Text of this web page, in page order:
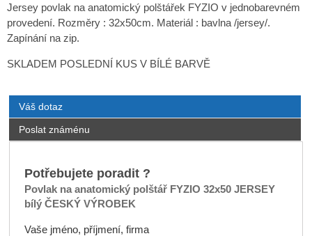
Jersey povlak na anatomický polštářek FYZIO v jednobarevném
provedení. Rozměry : 32x50cm. Materiál : bavlna /jersey/.
Zapínání na zip.
SKLADEM POSLEDNÍ KUS V BÍLÉ BARVĚ
Váš dotaz
Poslat známénu
Potřebujete poradit ?
Povlak na anatomický polštář FYZIO 32x50 JERSEY
bílý ČESKÝ VÝROBEK
Vaše jméno, příjmení, firma